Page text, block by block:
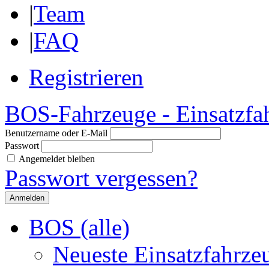
|Team
|FAQ
Registrieren
BOS-Fahrzeuge -
Benutzername oder E-Mail
Passwort
Angemeldet bleiben
Passwort vergessen?
BOS (alle)
Neueste